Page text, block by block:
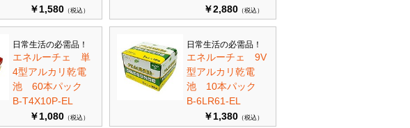
￥1,580 （税込）
￥2,880 （税込）
日常生活の必需品！
エネルーチェ 単
4型アルカリ乾電
池 60本パック
B-T4X10P-EL
￥1,080 （税込）
日常生活の必需品！
エネルーチェ 9V
型アルカリ乾電
池 10本パック
B-6LR61-EL
￥1,380 （税込）